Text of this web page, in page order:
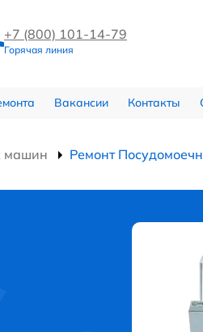
+7 (800) 101-14-79
Горячая линия
Вакансии Контакты
машин Ремонт